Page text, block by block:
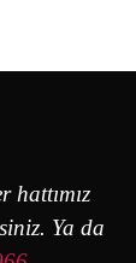
hattımız
Ya da